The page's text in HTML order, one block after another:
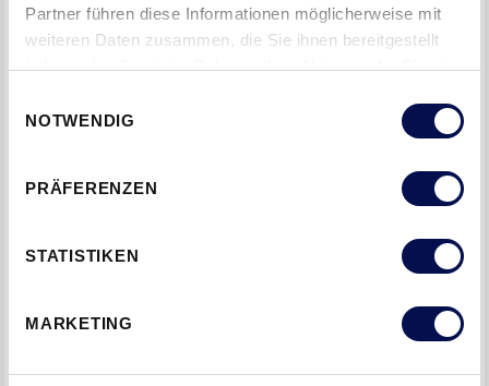
Partner führen diese Informationen möglicherweise mit
weiteren Daten zusammen, die Sie ihnen bereitgestellt
haben oder die sie im Rahmen Ihrer Nutzung der Dienste
NOTWENDIG
PRÄFERENZEN
STATISTIKEN
MARKETING
Im Studenten-Wohnturm wurden DOMOFERM Stahlzargen
im Profil 42, und DANA Eingangstürblatt EUROBA mit 35 dB
für exzellenten Schallschutz verbaut.
DOMOFERM ausgestattet, die Sicherheit und Wohlbefinden
fügen sich mit sorgfältig ausgewählten Farben, Oberflächen